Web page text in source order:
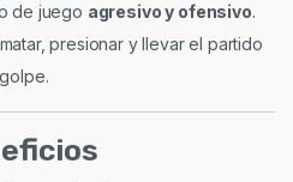
de juego agresivo y ofensivo.
presionar y llevar el partido